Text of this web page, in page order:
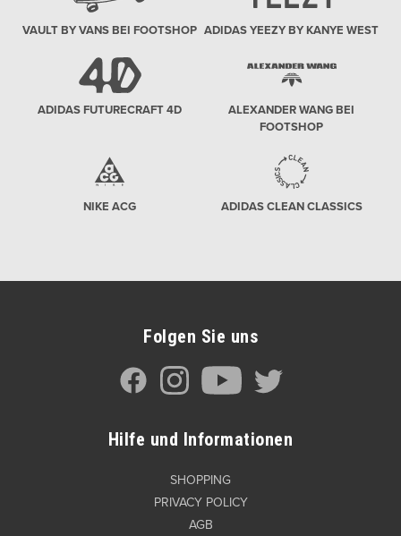
VAULT BY VANS BEI FOOTSHOP ADIDAS YEEZY BY KANYE WEST
ADIDAS FUTURECRAFT 4D
ALEXANDER WANG BEI
FOOTSHOP
NIKE ACG ADIDAS CLEAN CLASSICS
Folgen Sie uns
Hilfe und Informationen
SHOPPING
PRIVACY POLICY
AGB